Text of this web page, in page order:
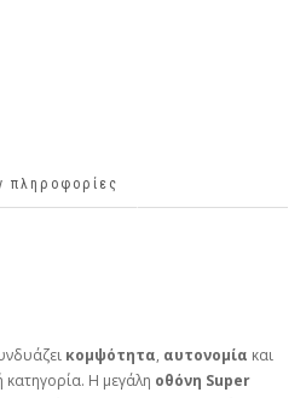
πληροφορίες
κομψότητα, αυτονομία και
κατηγορία. Η μεγάλη οθόνη Super